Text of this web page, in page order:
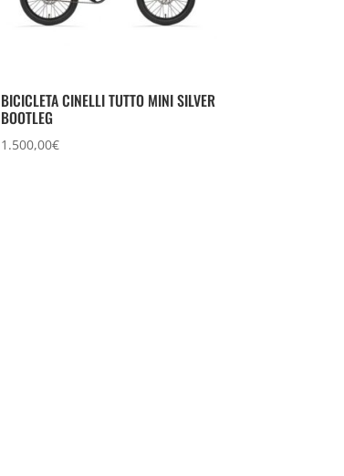
BICICLETA CINELLI TUTTO MINI SILVER
BOOTLEG
1.500,00€